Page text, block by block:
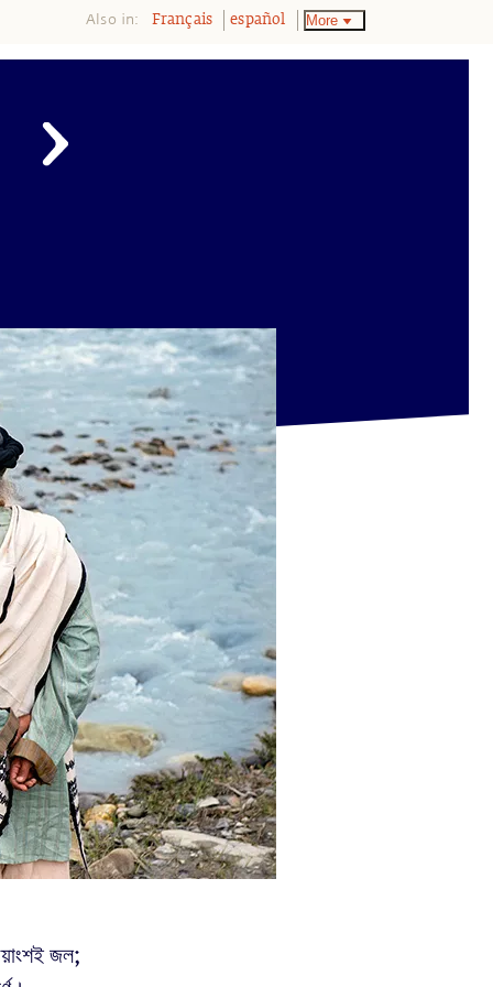
Also in: Français español More
জল;